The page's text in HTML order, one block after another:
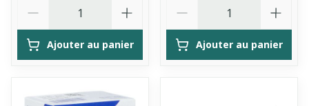
Ajouter au panier Ajouter au panier